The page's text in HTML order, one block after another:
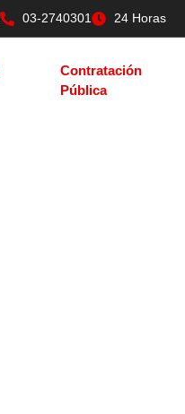
03-2740301 24 Horas
Contratación
Pública